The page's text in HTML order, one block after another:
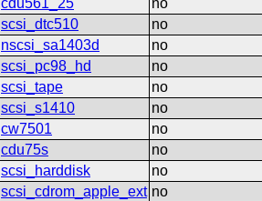
cdu561_25
no
scsi_dtc510
no
nscsi_sa1403d
no
scsi_pc98_hd
no
scsi_tape
no
scsi_s1410
no
cw7501
no
cdu75s
no
scsi_harddisk
no
scsi_cdrom_apple_ext no